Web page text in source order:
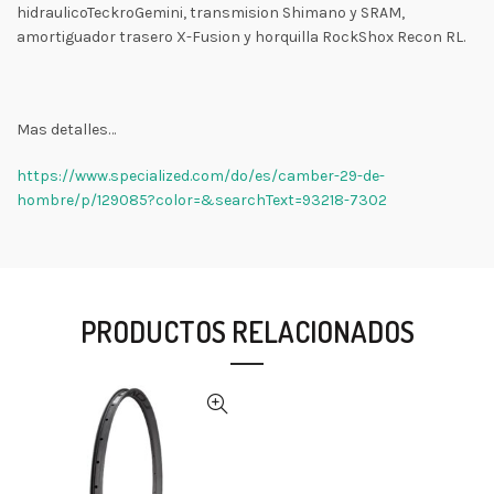
hidraulicoTeckroGemini, transmision Shimano y SRAM,
amortiguador trasero X-Fusion y horquilla RockShox Recon RL.
Mas detalles…
https://www.specialized.com/do/es/camber-29-de-
hombre/p/129085?color=&searchText=93218-7302
PRODUCTOS RELACIONADOS